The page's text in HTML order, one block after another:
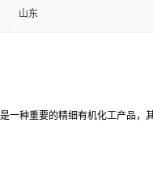
山东
一种重要的精细有机化工产品